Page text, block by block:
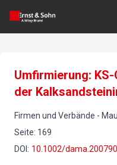
Umfirmierung: KS-
der
Firmen und Verbände -
Seite: 169
DOI : 10.1002/